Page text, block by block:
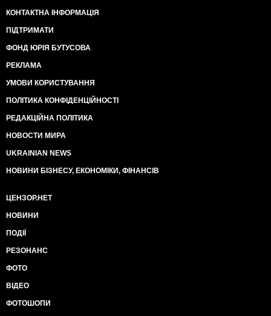
КОНТАКТНА ІНФОРМАЦІЯ
ПІДТРИМАТИ
ФОНД ЮРІЯ БУТУСОВА
РЕКЛАМА
УМОВИ КОРИСТУВАННЯ
ПОЛІТИКА КОНФІДЕНЦІЙНОСТІ
РЕДАКЦІЙНА ПОЛІТИКА
НОВОСТИ МИРА
UKRAINIAN NEWS
НОВИНИ БІЗНЕСУ, ЕКОНОМІКИ, ФІНАНСІВ
ЦЕНЗОР.НЕТ
НОВИНИ
ПОДІЇ
РЕЗОНАНС
ФОТО
ВІДЕО
ФОТОШОПИ